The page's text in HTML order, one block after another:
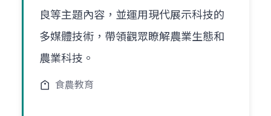
良等主題內容，並運用現代展示科技的
多媒體技術，帶領觀眾瞭解農業生態和
農業科技。
食農教育